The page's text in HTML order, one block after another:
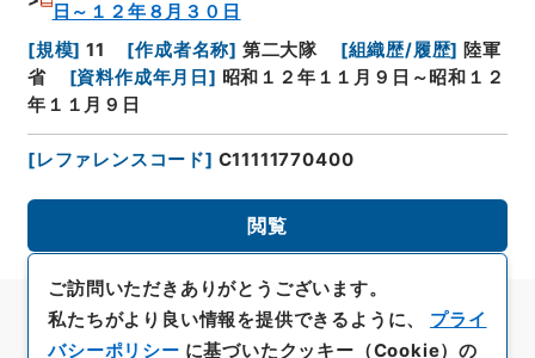
日～１２年８月３０日
[規模] 11 [作成者名称] 第二大隊 [組織歴/履歴] 陸軍
省
[資料作成年月日 ] 昭和１２年１１月９日～昭和１２
年１１月９日
[レファレンスコード] C11111770400
閲覧
ご訪問いただきありがとうございます。
私たちがより良い情報を提供できるように、 プライ
バシーポリシー に基づいたクッキー（Cookie）の